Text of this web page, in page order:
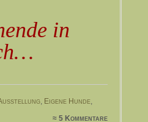
in
, Eigene Hunde,
≈ 5 Kommentare